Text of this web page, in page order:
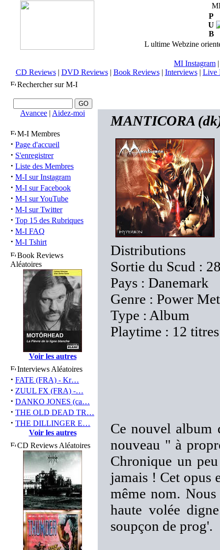
P
U
B
L ultime Webzine
MI Instagram
CD Reviews| DVD Reviews| Book Reviews| Interviews| Live
Rechercher sur M-I
Avancee | Aidez-moi
M-I Membres
· Page d'accueil
· S'enregistrer
· Liste des Membres
· M-I sur Instagram
· M-I sur Facebook
· M-I sur YouTube
· M-I sur Twitter
· Top 15 des Rubriques
· M-I FAQ
· M-I Tshirt
Book Reviews
Aléatoires
Voir les autres
Interviews Aléatoires
· FATE (FRA) - Kr…
· ZUUL FX (FRA) -…
· DANKO JONES (ca…
· THE OLD DEAD TR…
· THE DILLINGER E…
Voir les autres
CD Reviews Aléatoires
MANTICORA
Distributions
Sortie du Scud :
Pays : Danemark
Genre : Power
Type : Album
Playtime : 12
Ce nouvel album
nouveau " à
Chronique un
jamais ! Cet opus
même nom.
haute volée
soupçon de prog'.